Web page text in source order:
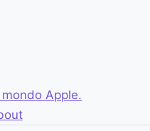
Apple.